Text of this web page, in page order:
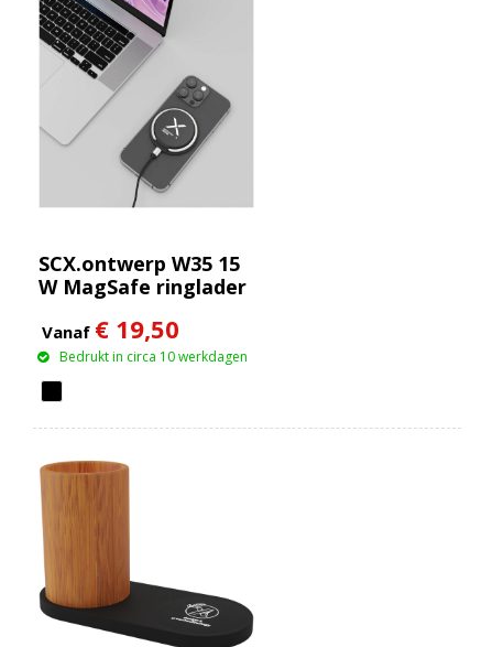
SCX.ontwerp W35 15
W MagSafe ringlader
Vanaf € 19,50
Bedrukt in circa 10 werkdagen